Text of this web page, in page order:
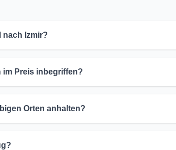
nach Izmir?
Preis inbegriffen?
Orten anhalten?